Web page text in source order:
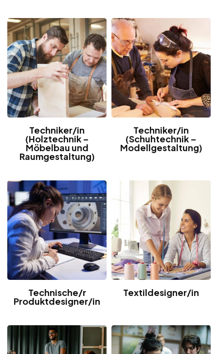
Techniker/in
(Holztechnik –
Möbelbau und
Raumgestaltung)
Techniker/in
(Schuhtechnik –
Modellgestaltung)
Technische/r
Produktdesigner/in
Textildesigner/in